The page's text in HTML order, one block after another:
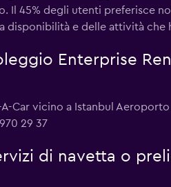
Il 45% degli utenti preferisce
disponibilità e delle attività che
Enterprise
Car vicino a Istanbul
29 37
di navetta o